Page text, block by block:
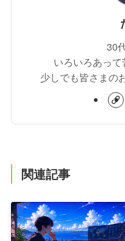
30
いろいろあっ
少しでも皆さまの
関連記事